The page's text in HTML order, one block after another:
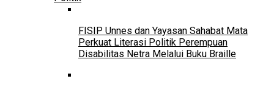
FISIP Unnes dan Yayasan Sahabat Mata
Perkuat Literasi Politik Perempuan
Disabilitas Netra Melalui Buku Braille